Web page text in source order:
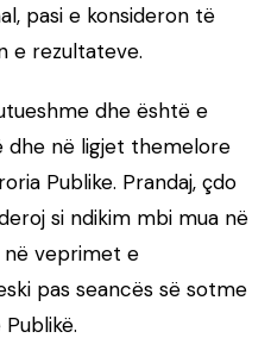
pasi e konsideron të
e rezultateve.
dhe është e
dhe në ligjet themelore
Publike. Prandaj, çdo
si ndikim mbi mua në
në veprimet e
pas seancës së sotme